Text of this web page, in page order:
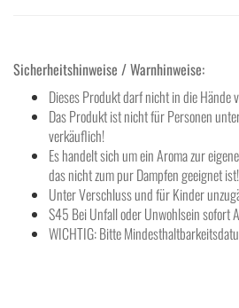
Sicherheitshinweise / Warnhinweise:
Dieses Produkt darf nicht in die Hände
Das Produkt ist nicht für Personen
verkäuflich!
Es handelt sich um ein Aroma zur
das nicht zum pur Dampfen geeignet ist!
Unter Verschluss und für Kinder
S45 Bei Unfall oder Unwohlsein sofort
WICHTIG: Bitte